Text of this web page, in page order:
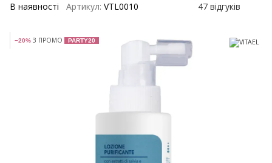
В наявності Артикул: VTL0010 47 відгуків
−20% З ПРОМО PARTY20